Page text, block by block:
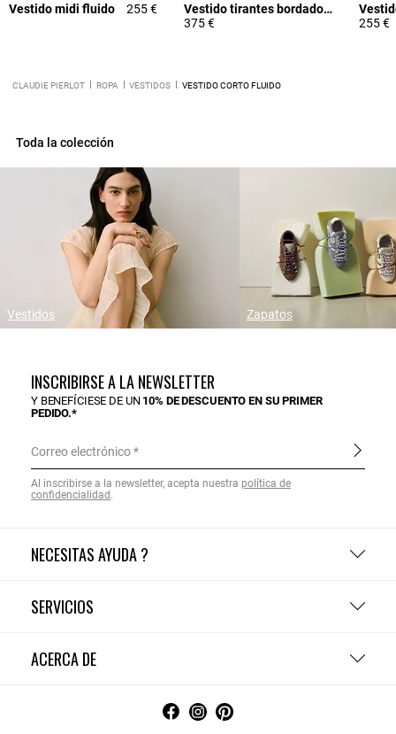
Vestido midi fluido 255 €
Vestido tirantes bordados florales
375 €
255 €
CLAUDIE PIERLOT ROPA VESTIDOS VESTIDO CORTO FLUIDO
Toda la colección
Vestidos Zapatos
NECESITAS AYUDA ?
SERVICIOS
ACERCA DE
INSCRIBIRSE A LA NEWSLETTER
Y BENEFÍCIESE DE UN 10% DE DESCUENTO EN SU PRIMER
PEDIDO.*
Correo electrónico
Al inscribirse a la newsletter, acepta nuestra política de
confidencialidad.